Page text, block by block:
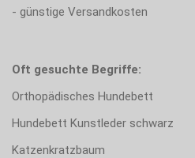
- günstige Versandkosten
Oft gesuchte Begriffe:
Orthopädisches Hundebett
Hundebett Kunstleder schwarz
Katzenkratzbaum